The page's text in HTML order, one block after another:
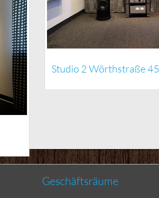
Studio 2 Wörthstraße 45
Geschäftsräume